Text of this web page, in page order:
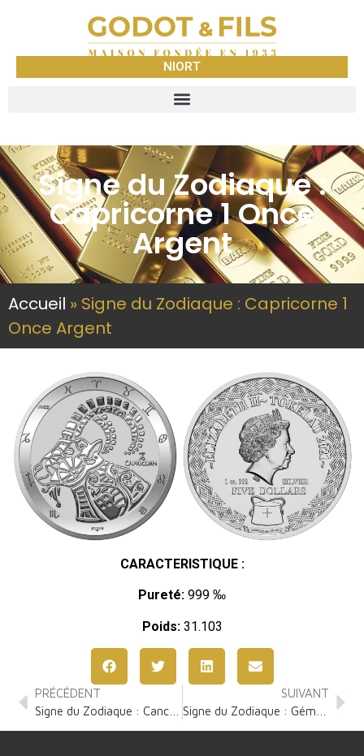
NIORT
Signe du Zodiaque :
Capricorne 1 Once
Argent
Accueil » Signe du Zodiaque : Capricorne 1
Once Argent
CARACTERISTIQUE :
Pureté: 999 ‰
Poids:31.103
PRÉCÉDENT
SUIVANT